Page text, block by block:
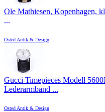
Ole Mathiesen, Kopenhagen,
...
Osted Antik & Design
Gucci Timepieces Modell
Lederarmband ...
Osted Antik & Design